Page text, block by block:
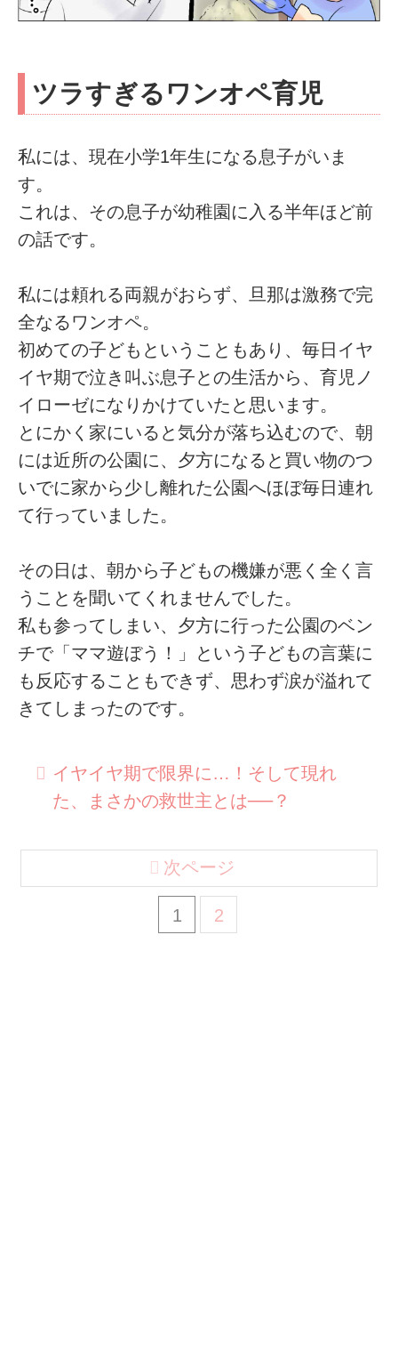
ツラすぎるワンオペ育児
私には、現在小学1年生になる息子がいま
す。
これは、その息子が幼稚園に入る半年ほど前
の話です。
私には頼れる両親がおらず、旦那は激務で完
全なるワンオペ。
初めての子どもということもあり、毎日イヤ
イヤ期で泣き叫ぶ息子との生活から、育児ノ
イローゼになりかけていたと思います。
とにかく家にいると気分が落ち込むので、朝
には近所の公園に、夕方になると買い物のつ
いでに家から少し離れた公園へほぼ毎日連れ
て行っていました。
その日は、朝から子どもの機嫌が悪く全く言
うことを聞いてくれませんでした。
私も参ってしまい、夕方に行った公園のベン
チで「ママ遊ぼう！」という子どもの言葉に
も反応することもできず、思わず涙が溢れて
きてしまったのです。
イヤイヤ期で限界に…！そして現れ
た、まさかの救世主とは──？
1 2
次ページ